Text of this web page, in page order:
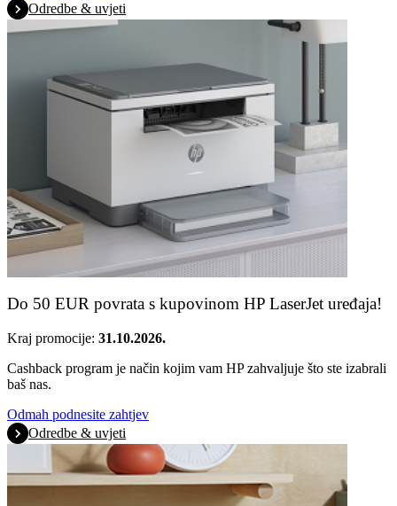
Odredbe & uvjeti
Do 50 EUR povrata s kupovinom HP LaserJet uređaja!
Kraj promocije: 31.10.2026.
Cashback program je način kojim vam HP zahvaljuje što ste izabrali
baš nas.
Odmah podnesite zahtjev
Odredbe & uvjeti